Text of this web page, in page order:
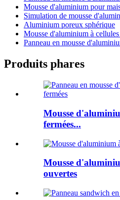
Mousse d'aluminium pour
Simulation de mousse
Aluminium poreux sphérique
Mousse d'aluminium à
Panneau en mousse
Produits phares
Mousse
fermées...
Mousse
ouvertes